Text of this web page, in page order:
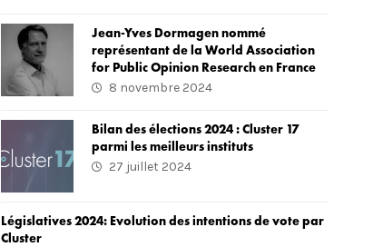
Jean-Yves Dormagen nommé
représentant de la World Association
for Public Opinion Research en France
8 novembre 2024
Bilan des élections 2024 : Cluster 17
parmi les meilleurs instituts
27 juillet 2024
Législatives 2024: Evolution des intentions de vote par
Cluster